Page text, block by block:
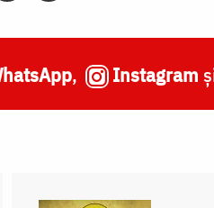
, Instagram